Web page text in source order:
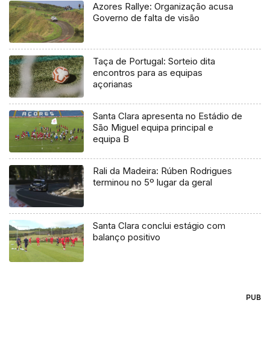
Azores Rallye: Organização acusa
Governo de falta de visão
Taça de Portugal: Sorteio dita
encontros para as equipas
açorianas
Santa Clara apresenta no Estádio de
São Miguel equipa principal e
equipa B
Rali da Madeira: Rúben Rodrigues
terminou no 5º lugar da geral
Santa Clara conclui estágio com
balanço positivo
PUB